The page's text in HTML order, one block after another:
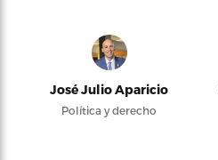
José Julio Aparicio
Política y derecho